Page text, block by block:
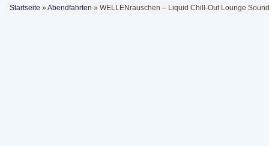
Startseite » Abendfahrten » WELLENrauschen – Liquid Chill-Out Lounge